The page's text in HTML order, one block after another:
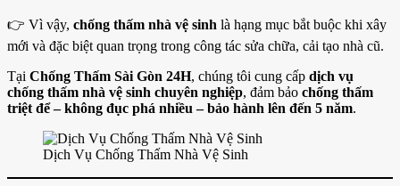
👉 Vì vậy, chống thấm nhà vệ sinh là hạng mục bắt buộc khi xây
mới và đặc biệt quan trọng trong công tác sửa chữa, cải tạo nhà cũ.
Tại Chống Thấm Sài Gòn 24H, chúng tôi cung cấp dịch vụ
chống thấm nhà vệ sinh chuyên nghiệp, đảm bảo chống thấm
triệt để – không đục phá nhiều – bảo hành lên đến 5 năm.
Dịch Vụ Chống Thấm Nhà Vệ Sinh